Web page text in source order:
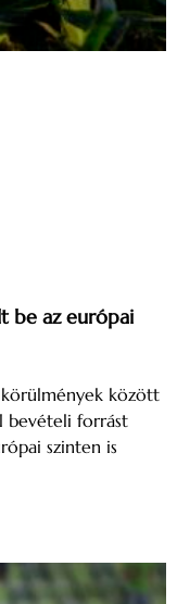
be az európai
között
bevételi forrást
szinten is